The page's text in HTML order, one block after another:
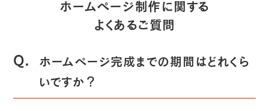
ホームページ制作に関する
よくあるご質問
Q.
ホームページ完成までの期間はどれくら
いですか？